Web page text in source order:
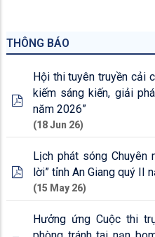
THÔNG BÁO
Hội thi tuyên truyền cải
kiếm sáng kiến, giải
năm 2026”
(18 Jun 26)
Lịch phát sóng Chuyên
lời” tỉnh An Giang quý II
(15 May 26)
Hưởng ứng Cuộc thi